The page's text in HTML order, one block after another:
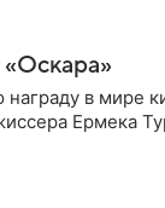
в мире
Ермека